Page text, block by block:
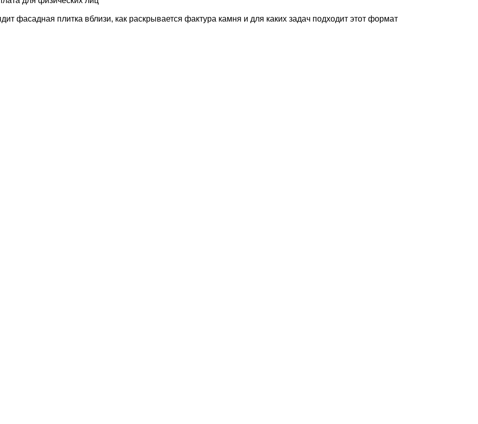
фасадная плитка вблизи, как раскрывается фактура камня и для каких задач подходит этот формат